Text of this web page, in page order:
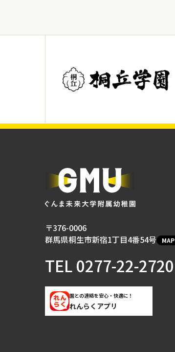
〒376-0006
群馬県桐生市新宿1丁目4番54号
MAP
TEL0277-22-2720
園との連絡を安心・快適に！
れんらくアプリ